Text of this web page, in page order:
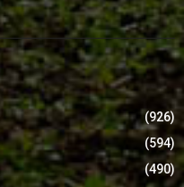
(926)
(594)
(490)